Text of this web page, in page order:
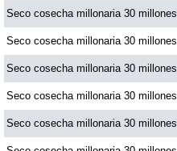
Seco cosecha millonaria 30 millones
Seco cosecha millonaria 30 millones
Seco cosecha millonaria 30 millones
Seco cosecha millonaria 30 millones
Seco cosecha millonaria 30 millones